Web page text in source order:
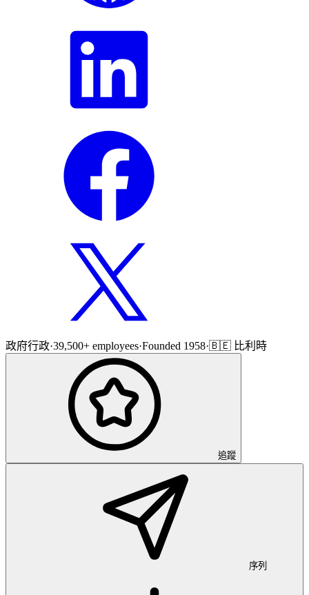
政府行政·39,500+ employees·Founded 1958·🇧🇪 比利時
追蹤
序列